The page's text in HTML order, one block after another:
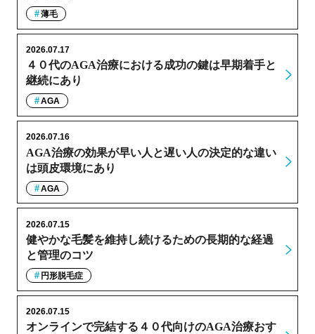
薄毛
４０代のAGA治療における成功の鍵は早期着手と
継続にあり
2026.07.17
AGA
AGA治療の効果が早い人と遅い人の決定的な違い
は頭皮環境にあり
2026.07.16
AGA
健やかな毛髪を維持し続けるための長期的な経過
と管理のコツ
2026.07.15
円形脱毛症
オンラインで完結する４０代向けのAGA治療おす
2026.07.15